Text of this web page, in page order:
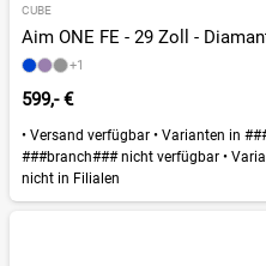
CUBE
Aim ONE FE - 29 Zoll -
+1
599,- €
• Versand verfügbar • Varianten in
###branch### nicht verfügbar •
nicht in Filialen